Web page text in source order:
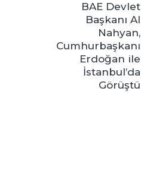
BAE Devlet
Başkanı Al
Nahyan,
Cumhurbaşkanı
Erdoğan ile
İstanbul’da
Görüştü